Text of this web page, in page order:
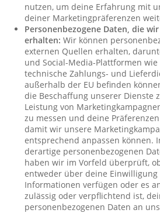
nutzen, um deine Erfahrung mit
deiner Marketingpräferenzen
Personenbezogene Daten, die
erhalten: Wir können
externen Quellen erhalten,
und Social-Media-Plattformen wie
technische Zahlungs- und
außerhalb der EU befinden
die Beschaffung unserer Dienste
Leistung von
zu messen und deine
damit wir unsere
entsprechend anpassen können.
derartige personenbezogenen
haben wir im Vorfeld überprüft,
entweder über deine
Informationen verfügen oder es
zulässig oder verpflichtend ist,
personenbezogenen Daten an